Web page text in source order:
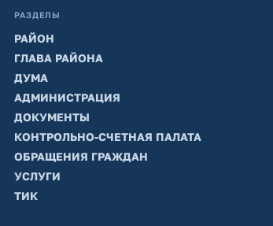
РАЗДЕЛЫ
РАЙОН
ГЛАВА РАЙОНА
ДУМА
АДМИНИСТРАЦИЯ
ДОКУМЕНТЫ
КОНТРОЛЬНО-СЧЕТНАЯ ПАЛАТА
ОБРАЩЕНИЯ ГРАЖДАН
УСЛУГИ
ТИК